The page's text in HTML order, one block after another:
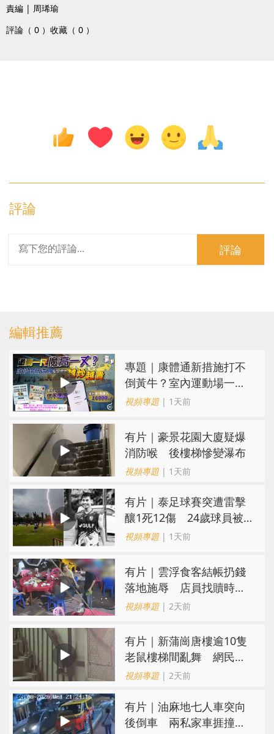
責編 | 周琋瑜
評論（ 0 ） 收藏（ 0 ）
評論
評論
編輯推薦
專題｜康體通新措施打不
倒黃牛？室內運動場一場
難求越炒越貴
視頻專題| 1天前
有片｜豪景花園大廈疑爆
消防喉 後樓梯慘變瀑布
視頻專題| 1天前
有片｜泰足球賽突遭雷擊
釀1死12傷 24歲球員被
閃電劈中亡
視頻專題| 1天前
​有片｜雲浮食客結帳扔錢
落地施辱 店員找贖時還
施彼身獲老闆肯定
視頻專題| 2天前
有片｜新蒲崗唐樓逾10隻
老鼠樓梯間亂舞 網民嚇
親：每次經過都要好大勇
視頻專題| 2天前
有片｜油麻地七人車突向
後倒車 兩私家車捱撞